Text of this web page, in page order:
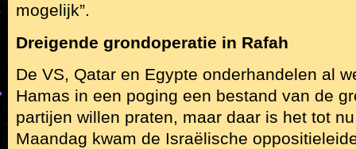
mogelijk”.
Dreigende grondoperatie in Rafah
De VS, Qatar en Egypte onderhandelen al
Hamas in een poging een bestand van de
partijen willen praten, maar daar is het tot
Maandag kwam de Israëlische